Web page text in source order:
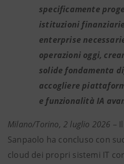
specificamente
istituzioni
enterprise
operazioni oggi,
solide fondamenta
accogliere
e funzionalità IA
Milano/Torino, 2 luglio 2026 –
Sanpaolo ha concluso con
cloud dei propri sistemi IT